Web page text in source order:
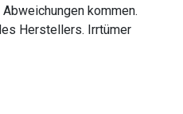
kommen.
Herstellers. Irrtümer